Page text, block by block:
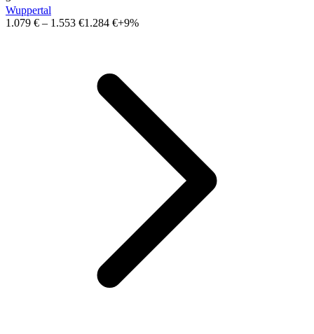
Wuppertal
1.079 € – 1.553 €1.284 €+9%